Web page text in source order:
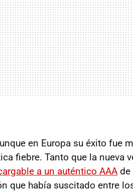
en Europa su éxito fue
fiebre. Tanto que la nueva
a un auténtico AAA de
que había suscitado entre